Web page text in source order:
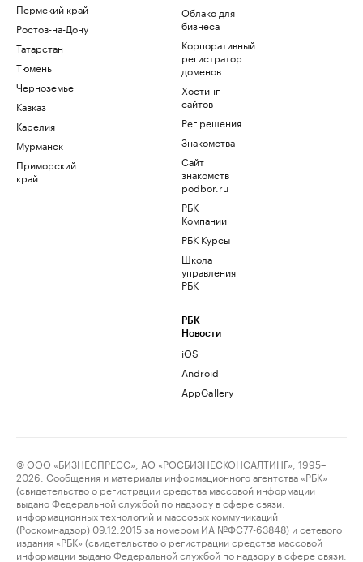
Пермский край
Ростов-на-Дону
Татарстан
Тюмень
Черноземье
Кавказ
Карелия
Мурманск
Приморский
край
Облако для
бизнеса
Корпоративный
регистратор
доменов
Хостинг
сайтов
Рег.решения
Знакомства
Сайт
знакомств
podbor.ru
РБК
Компании
РБК Курсы
Школа
управления
РБК
РБК
Новости
iOS
Android
AppGallery
© ООО «БИЗНЕСПРЕСС», АО «РОСБИЗНЕСКОНСАЛТИНГ», 1995–
2026. Сообщения и материалы информационного агентства «РБК»
(свидетельство о регистрации средства массовой информации
выдано Федеральной службой по надзору в сфере связи,
информационных технологий и массовых коммуникаций
(Роскомнадзор) 09.12.2015 за номером ИА №ФС77-63848) и сетевого
издания «РБК» (свидетельство о регистрации средства массовой
информации выдано Федеральной службой по надзору в сфере связи,